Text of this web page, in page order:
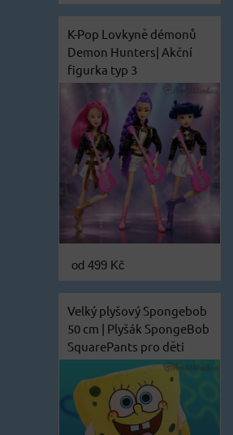
K-Pop Lovkyně démonů
Demon Hunters| Akční
figurka typ 3
od 499 Kč
Velký plyšový Spongebob
50 cm | Plyšák SpongeBob
SquarePants pro děti